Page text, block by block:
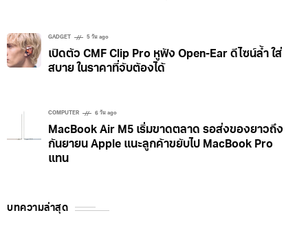
GADGET 5 วัน ago
เปิดตัว CMF Clip Pro หูฟัง Open-Ear ดีไซน์ล้ำ ใส่
สบาย ในราคาที่จับต้องได้
COMPUTER 6 วัน ago
MacBook Air M5 เริ่มขาดตลาด รอส่งของยาวถึง
กันยายน Apple แนะลูกค้าขยับไป MacBook Pro
แทน
บทความล่าสุด